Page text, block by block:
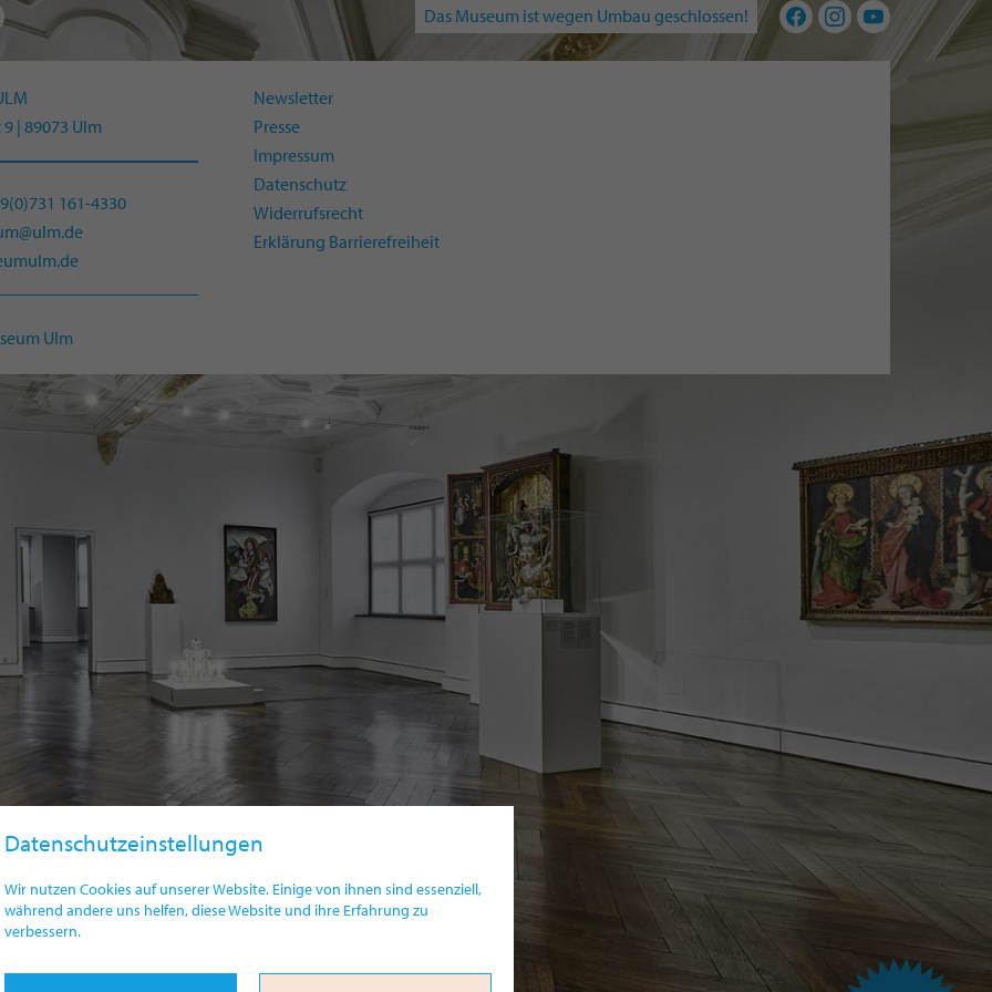
Datenschutzeinstellungen
Wir nutzen Cookies auf unserer Website. Einige von ihnen sind essenziell,
während andere uns helfen, diese Website und ihre Erfahrung zu
verbessern.
Das Museum ist wegen Umbau geschlossen!
| 89073 Ulm
161-4330
Newsletter
Presse
Impressum
Datenschutz
Widerrufsrecht
Erklärung Barrierefreiheit
Ulm